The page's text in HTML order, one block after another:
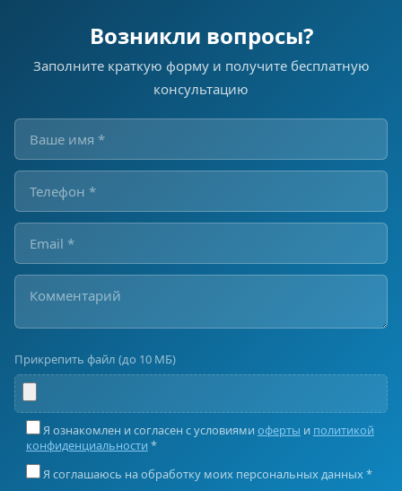
Возникли вопросы?
Заполните краткую форму и получите бесплатную
консультацию
Прикрепить файл (до 10 МБ)
Я ознакомлен и согласен с условиями оферты и политикой
конфиденциальности *
Я соглашаюсь на обработку моих персональных данных *